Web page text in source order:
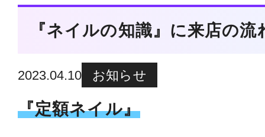
『ネイルの知識』に来店の
2023.04.10 お知らせ
『定額ネイル』